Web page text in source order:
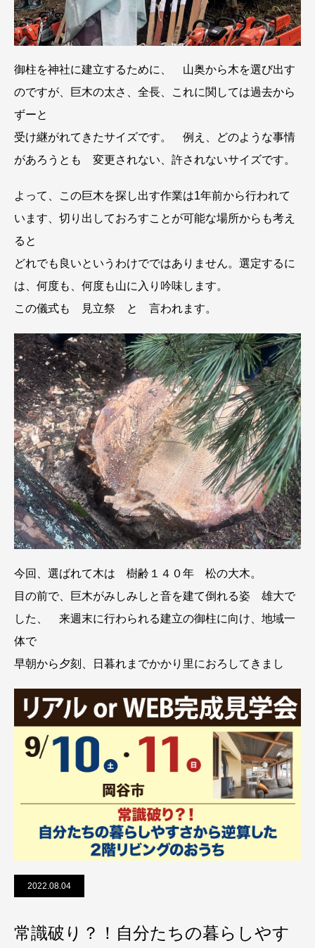
御柱を神社に建立するために、 山奥から木を選び出す
のですが、巨木の太さ、全長、これに関しては過去から
ずーと
受け継がれてきたサイズです。 例え、どのような事情
があろうとも 変更されない、許されないサイズです。
よって、この巨木を探し出す作業は1年前から行われて
います、切り出しておろすことが可能な場所からも考え
ると
どれでも良いというわけでではありません。選定するに
は、何度も、何度も山に入り吟味します。
この儀式も 見立祭 と 言われます。
今回、選ばれて木は 樹齢１４０年 松の大木。
目の前で、巨木がみしみしと音を建て倒れる姿 雄大で
した、 来週末に行わられる建立の御柱に向け、地域一
体で
早朝から夕刻、日暮れまでかかり里におろしてきまし
2022.08.04
常識破り？！自分たちの暮らしやす